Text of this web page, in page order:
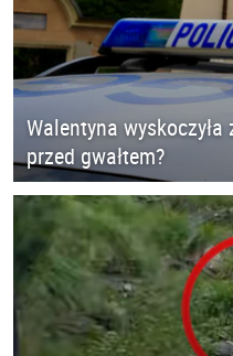
Walentyna
przed gwałtem?